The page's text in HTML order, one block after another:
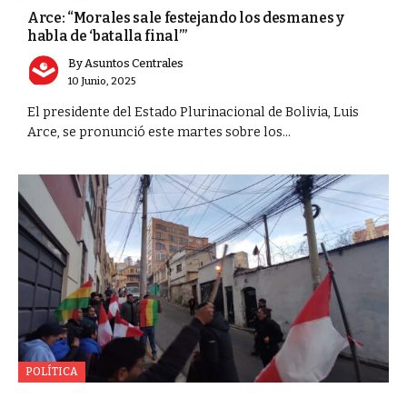
Arce: “Morales sale festejando los desmanes y
habla de ‘batalla final’”
By Asuntos Centrales
10 Junio, 2025
El presidente del Estado Plurinacional de Bolivia, Luis
Arce, se pronunció este martes sobre los...
POLÍTICA